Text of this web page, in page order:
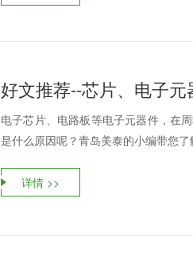
好文推荐--芯片、电子
电子芯片、电路板等电子元器件，在
是什么原因呢？青岛美泰的小编带您了
详情 >>